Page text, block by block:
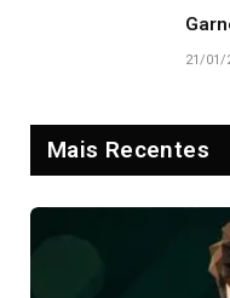
21/01/
Mais Recentes